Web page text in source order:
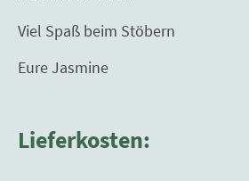
Viel Spaß beim Stöbern
Eure Jasmine
Lieferkosten: